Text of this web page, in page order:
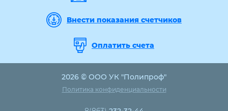
Внести показания счетчиков
Оплатить счета
2026 © ООО УК "Полипроф"
Политика конфиденциальности